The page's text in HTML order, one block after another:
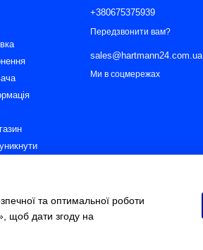
+380675375939
Передзвонити вам?
sales@hartmann24.com.ua
Ми в соцмережах
та оптимальної роботи
щоб дати згоду на